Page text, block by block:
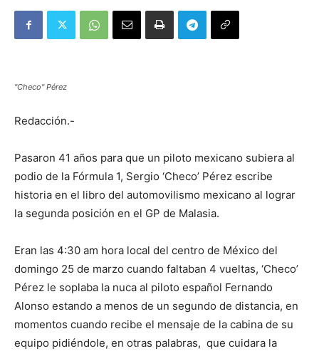
"Checo" Pérez
Redacción.-
Pasaron 41 años para que un piloto mexicano subiera al
podio de la Fórmula 1, Sergio ‘Checo’ Pérez escribe
historia en el libro del automovilismo mexicano al lograr
la segunda posición en el GP de Malasia.
Eran las 4:30 am hora local del centro de México del
domingo 25 de marzo cuando faltaban 4 vueltas, ‘Checo’
Pérez le soplaba la nuca al piloto español Fernando
Alonso estando a menos de un segundo de distancia, en
momentos cuando recibe el mensaje de la cabina de su
equipo pidiéndole, en otras palabras, que cuidara la